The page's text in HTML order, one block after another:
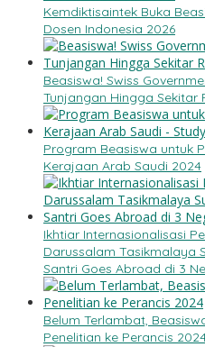
Kemdiktisaintek Buka
Dosen Indonesia 2026
Beasiswa! Swiss
Tunjangan Hingga Sekitar
Program Beasiswa untuk
Kerajaan Arab Saudi 2024
Ikhtiar Internasionalisasi
Darussalam Tasikmalaya
Santri Goes Abroad di 3
Belum Terlambat,
Penelitian ke Perancis